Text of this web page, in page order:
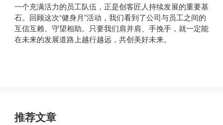
一个充满活力的员工队伍，正是创客匠人持续发展的重要基
石。回顾这次“健身月”活动，我们看到了公司与员工之间的
互信互赖、守望相助。只要我们肩并肩、手挽手，就一定能
在未来的发展道路上越行越远，共创美好未来。
推荐文章